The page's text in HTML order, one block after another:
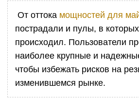
От оттока мощностей для
пострадали и пулы, в
происходил. Пользователи
наиболее крупные и
чтобы избежать рисков на
изменившемся рынке.